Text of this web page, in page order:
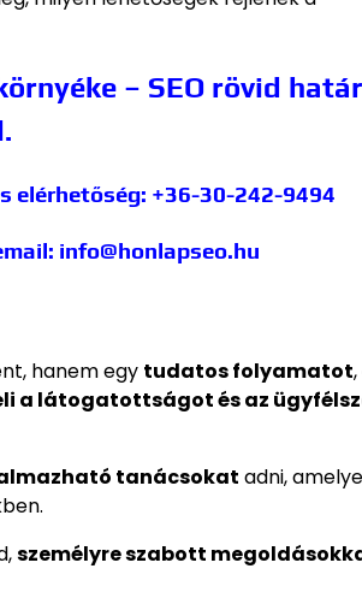
– SEO rövid
elérhetőség: +36-30-242-9494
info@honlapseo.hu
hanem egy tudatos folyamatot
a látogatottságot és az
tanácsokat adni,
személyre szabott